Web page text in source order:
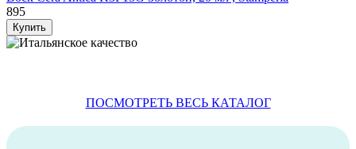
895
ПОСМОТРЕТЬ ВЕСЬ КАТАЛОГ